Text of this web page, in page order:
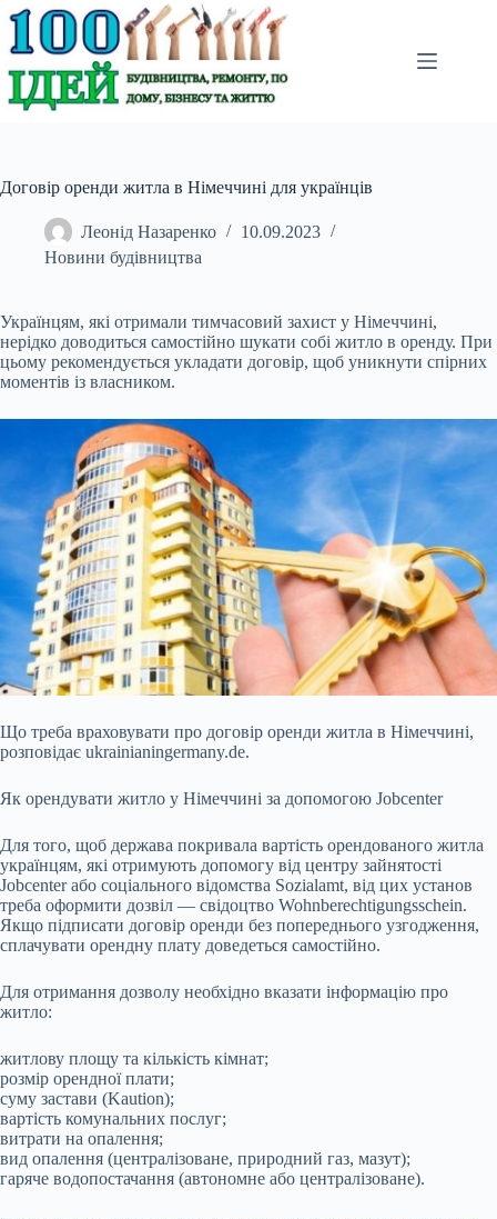
Перейти
до
вмісту
Договір оренди житла в Німеччині для українців
Леонід Назаренко
10.09.2023
Новини будівництва
Українцям, які отримали тимчасовий захист у Німеччині,
нерідко доводиться самостійно шукати собі житло в оренду. При
цьому рекомендується укладати договір, щоб уникнути спірних
моментів із власником.
Що треба враховувати про договір оренди житла в Німеччині,
розповідає ukrainianingermany.de.
Як орендувати житло у Німеччині за допомогою Jobcenter
Для того, щоб держава покривала вартість орендованого житла
українцям, які отримують допомогу від центру зайнятості
Jobcenter або соціального відомства Sozialamt, від цих установ
треба оформити дозвіл — свідоцтво Wohnberechtigungsschein.
Якщо підписати договір оренди без попереднього узгодження,
сплачувати орендну плату доведеться самостійно.
Для отримання дозволу необхідно вказати інформацію про
житло:
житлову площу та кількість кімнат;
розмір орендної плати;
суму застави (Kaution);
вартість комунальних послуг;
витрати на опалення;
вид опалення (централізоване, природний газ, мазут);
гаряче водопостачання (автономне або централізоване).